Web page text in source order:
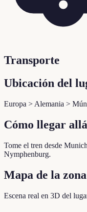
Transporte
Ubicación del
Europa > Alemania >
Cómo llegar
Tome el tren desde
Nymphenburg.
Mapa de la
Escena real en 3D del